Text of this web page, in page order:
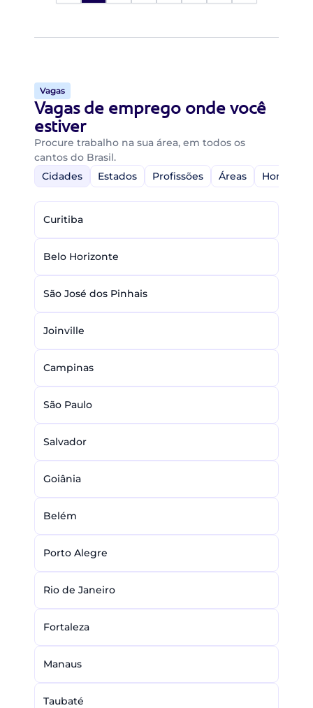
Vagas
Vagas de emprego onde você
estiver
Procure trabalho na sua área, em todos os
cantos do Brasil.
Cidades
Estados Profissões Áreas Home-
Curitiba
Belo Horizonte
São José dos Pinhais
Joinville
Campinas
São Paulo
Salvador
Goiânia
Belém
Porto Alegre
Rio de Janeiro
Fortaleza
Manaus
Taubaté